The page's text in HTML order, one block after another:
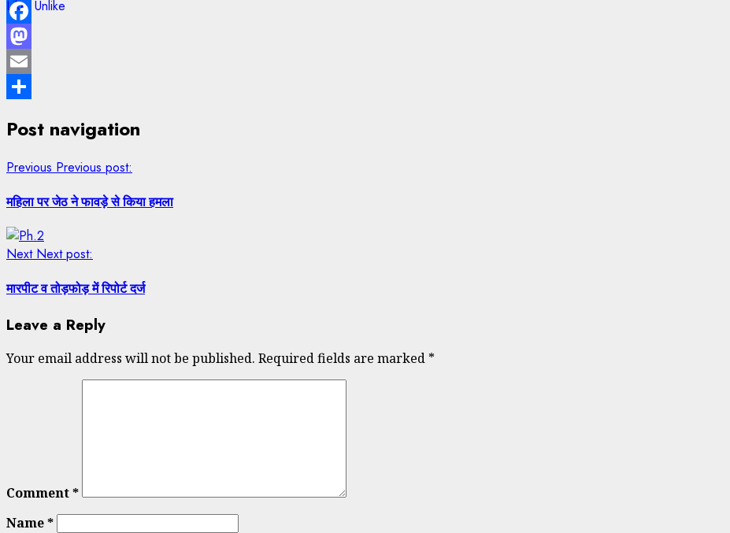
Facebook
Mastodon
Email
Post navigation
Previous Previous post:
महिला पर जेठ ने फावड़े से किया हमला
Next Next post:
मारपीट व तोड़फोड़ में रिपोर्ट दर्ज
Leave a Reply
Your email address will not be published. Required fields are marked *
Comment*
Name*